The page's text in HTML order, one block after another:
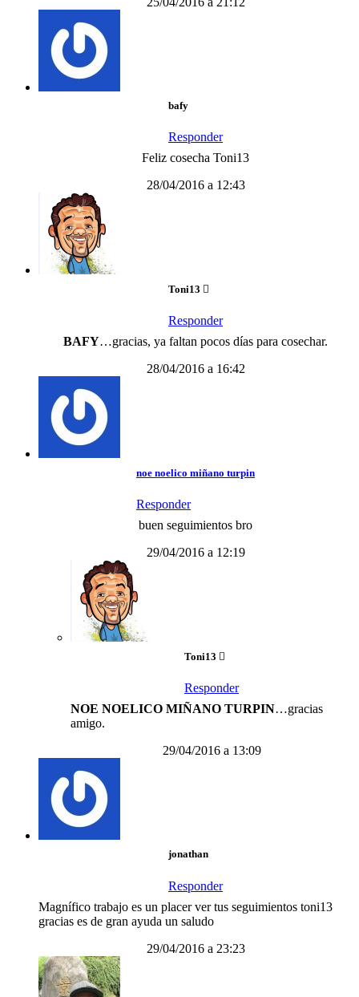
bafy
Responder
Feliz cosecha Toni13
28/04/2016 a 12:43
Toni13
Responder
BAFY…gracias, ya faltan pocos días para cosechar.
28/04/2016 a 16:42
noe noelico miñano turpin
Responder
buen seguimientos bro
29/04/2016 a 12:19
Toni13
Responder
NOE NOELICO MIÑANO TURPIN…gracias
amigo.
29/04/2016 a 13:09
jonathan
Responder
Magnífico trabajo es un placer ver tus seguimientos toni13
gracias es de gran ayuda un saludo
29/04/2016 a 23:23